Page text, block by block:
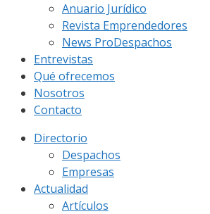
Anuario Jurídico
Revista Emprendedores
News ProDespachos
Entrevistas
Qué ofrecemos
Nosotros
Contacto
Directorio
Despachos
Empresas
Actualidad
Artículos